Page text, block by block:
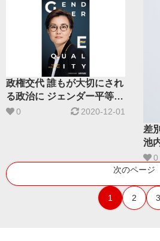
政権交代 誰もが大切にされ
る政治に ジェンダー平等
相次ぐ否定発言
0 2020-12-01
差
池
あ0
次のページ
1 2 3